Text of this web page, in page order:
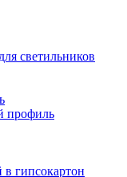
светильников
профиль
гипсокартон